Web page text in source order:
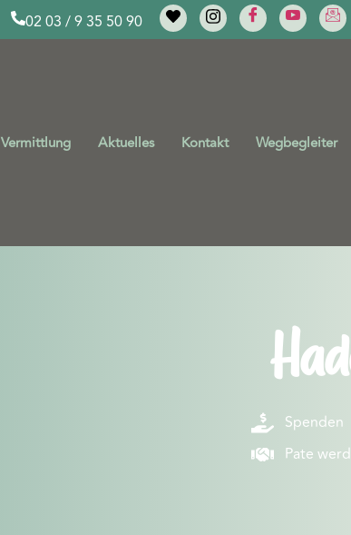
02 03 / 9 35 50 90
Vermittlung Aktuelles Kontakt Wegbegleiter
Spenden
Pate